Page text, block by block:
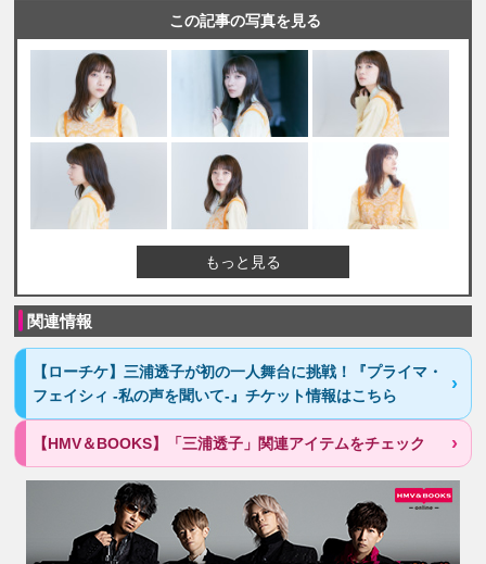
この記事の写真を見る
もっと見る
関連情報
【ローチケ】三浦透子が初の一人舞台に挑戦！『プライマ・
フェイシィ -私の声を聞いて-』チケット情報はこちら
【HMV＆BOOKS】「三浦透子」関連アイテムをチェック